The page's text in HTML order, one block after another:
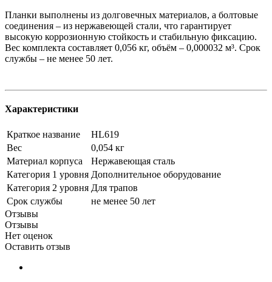
Планки выполнены из долговечных материалов, а болтовые
соединения – из нержавеющей стали, что гарантирует
высокую коррозионную стойкость и стабильную фиксацию.
Вес комплекта составляет 0,056 кг, объём – 0,000032 м³. Срок
службы – не менее 50 лет.
Характеристики
Краткое название
HL619
Вес
0,054 кг
Материал корпуса
Нержавеющая сталь
Категория 1 уровня Дополнительное оборудование
Категория 2 уровня Для трапов
Срок службы
не менее 50 лет
Отзывы
Отзывы
Нет оценок
Оставить отзыв